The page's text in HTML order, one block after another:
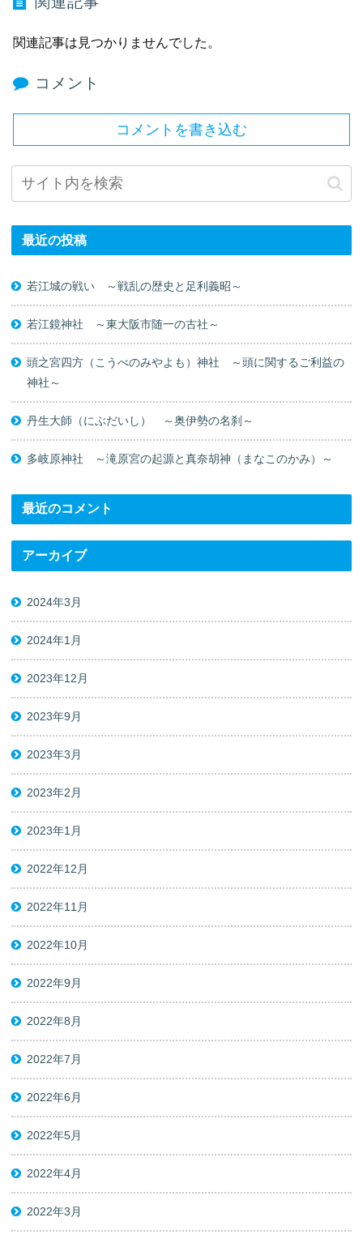
関連記事は見つかりませんでした。
コメント
コメントを書き込む
最近の投稿
若江城の戦い ～戦乱の歴史と足利義昭～
若江鏡神社 ～東大阪市随一の古社～
頭之宮四方（こうべのみやよも）神社 ～頭に関するご利益の
神社～
丹生大師（にぶだいし） ～奥伊勢の名刹～
多岐原神社 ～滝原宮の起源と真奈胡神（まなこのかみ）～
最近のコメント
アーカイブ
2024年3月
2024年1月
2023年12月
2023年9月
2023年3月
2023年2月
2023年1月
2022年12月
2022年11月
2022年10月
2022年9月
2022年8月
2022年7月
2022年6月
2022年5月
2022年4月
2022年3月